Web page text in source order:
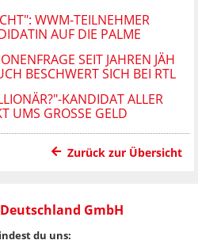
WWM-TEILNEHMER
AUF DIE PALME
SEIT JAHREN JÄH
BESCHWERT SICH BEI RTL
KANDIDAT ALLER
UMS GROSSE GELD
Zurück zur Übersicht
Deutschland GmbH
du uns: